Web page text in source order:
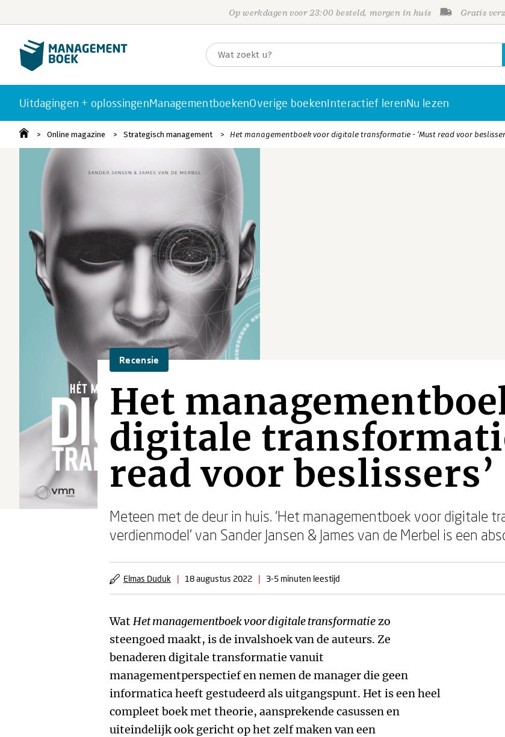
Op werkdagen voor 23:00 besteld, morgen in huis Gratis
Uitdagingen + oplossingenManagementboekenOverige boekenInteractief lerenNu lezen
Online magazine Strategisch management Het managementboek voor digitale transformatie - ‘Must read voor
Recensie
Het
digitale
read voor beslissers’
Meteen met de deur in huis. ‘Het managementboek voor digitale
verdienmodel’ van Sander Jansen & James van de Merbel is een
Elmas Duduk | 18 augustus 2022 | 3-5 minuten leestijd
Wat Het managementboek voor digitale transformatiezo
steengoed maakt, is de invalshoek van de auteurs. Ze
benaderen digitale transformatie vanuit
managementperspectief en nemen de manager die geen
informatica heeft gestudeerd als uitgangspunt. Het is een heel
compleet boek met theorie, aansprekende casussen en
uiteindelijk ook gericht op het zelf maken van een